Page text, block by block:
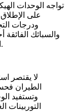
تواجه الوحدات
على
ودرجات
والسبائك
احتفاظها بشكلها وأدائها حتى في أقسى الظروف.
لا يقتصر
الطيران
وتستفيد
التوربينات